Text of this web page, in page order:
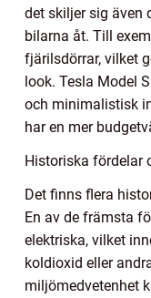
det skiljer sig även
bilarna åt. Till
fjärilsdörrar, vilket
look. Tesla Model
och minimalistisk
har en mer
Historiska fördelar
Det finns flera
En av de främsta
elektriska, vilket
koldioxid eller
miljömedvetenhet